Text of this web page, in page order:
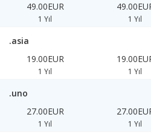
49.00EUR
1 Yıl 1 Yıl
.asia
19.00EUR
1 Yıl 1 Yıl
.uno
27.00EUR
1 Yıl 1 Yıl